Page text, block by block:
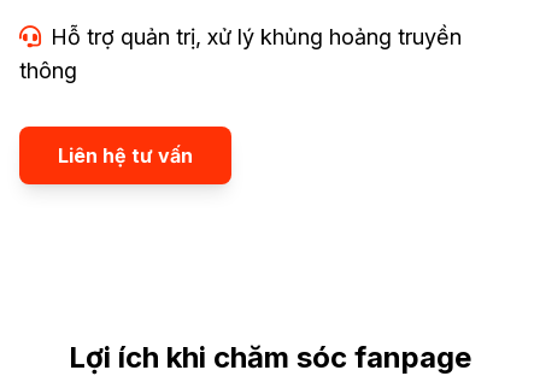
Hỗ trợ quản trị, xử lý khủng hoảng truyền
thông
Liên hệ tư vấn
Lợi ích khi chăm sóc fanpage